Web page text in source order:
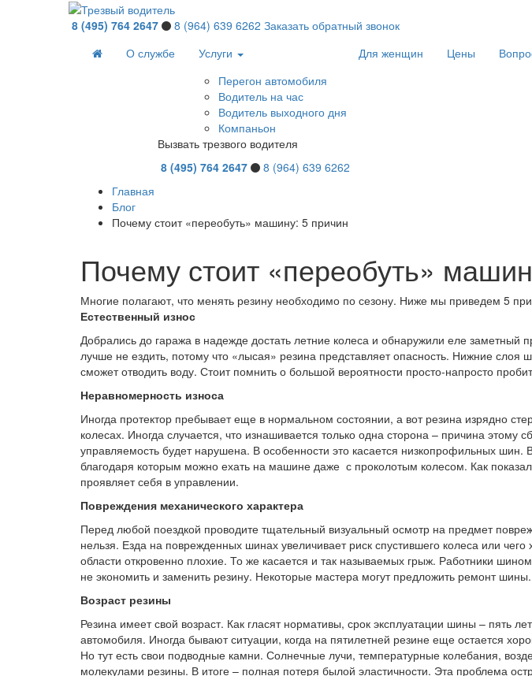
8 (495 ) 764 2647 8 (964) 639 6262 Заказать обратный звонок
О службе
Услуги
Перегон автомобиля
Водитель на час
Водитель выходного дня
Компаньон
Для женщин Цены
Вызвать трезвого водителя
8 (495 ) 764 2647 8 (964) 639 6262
Главная
Блог
Почему стоит «переобуть» машину: 5 причин
Почему стоит «переобуть»
Многие полагают, что менять резину необходимо по сезону. Ниже мы приведем 5
Естественный износ
Добрались до гаража в надежде достать летние колеса и обнаружили еле заметный
лучше не ездить, потому что «лысая» резина представляет опасность. Нижние
сможет отводить воду. Стоит помнить о большой вероятности просто-напросто
Неравномерность износа
Иногда протектор пребывает еще в нормальном состоянии, а вот резина изрядно
колесах. Иногда случается, что изнашивается только одна сторона – причина
управляемость будет нарушена. В особенности это касается низкопрофильных
благодаря которым можно ехать на машине даже с проколотым колесом. Как
проявляет себя в управлении.
Повреждения механического характера
Перед любой поездкой проводите тщательный визуальный осмотр на предмет
нельзя. Езда на поврежденных шинах увеличивает риск спустившего колеса или
области откровенно плохие. То же касается и так называемых грыж. Работники
не экономить и заменить резину. Некоторые мастера могут предложить ремонт
Возраст резины
Резина имеет свой возраст. Как гласят нормативы, срок эксплуатации шины – пять
автомобиля. Иногда бывают ситуации, когда на пятилетней резине еще остается
Но тут есть свои подводные камни. Солнечные лучи, температурные колебания,
молекулами резины. В итоге – полная потеря былой эластичности. Эта проблема